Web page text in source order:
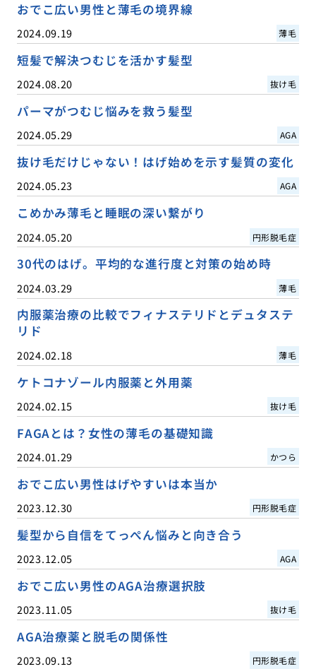
おでこ広い男性と薄毛の境界線
2024.09.19 薄毛
短髪で解決つむじを活かす髪型
2024.08.20 抜け毛
パーマがつむじ悩みを救う髪型
2024.05.29 AGA
抜け毛だけじゃない！はげ始めを示す髪質の変化
2024.05.23 AGA
こめかみ薄毛と睡眠の深い繋がり
2024.05.20 円形脱毛症
30代のはげ。平均的な進行度と対策の始め時
2024.03.29 薄毛
内服薬治療の比較でフィナステリドとデュタステ
リド
2024.02.18 薄毛
ケトコナゾール内服薬と外用薬
2024.02.15 抜け毛
FAGAとは？女性の薄毛の基礎知識
2024.01.29 かつら
おでこ広い男性はげやすいは本当か
2023.12.30 円形脱毛症
髪型から自信をてっぺん悩みと向き合う
2023.12.05 AGA
おでこ広い男性のAGA治療選択肢
2023.11.05 抜け毛
AGA治療薬と脱毛の関係性
2023.09.13 円形脱毛症